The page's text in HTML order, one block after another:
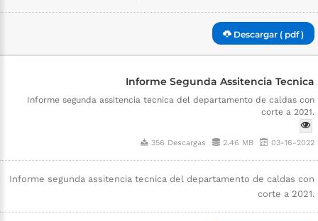
Descargar ( pdf )
Informe Segunda Assitencia Tecnica
Informe segunda assitencia tecnica del departamento de caldas con
corte a 2021.
356 Descargas 2.46 MB 03-16-2022
Informe segunda assitencia tecnica del departamento de caldas con
corte a 2021.